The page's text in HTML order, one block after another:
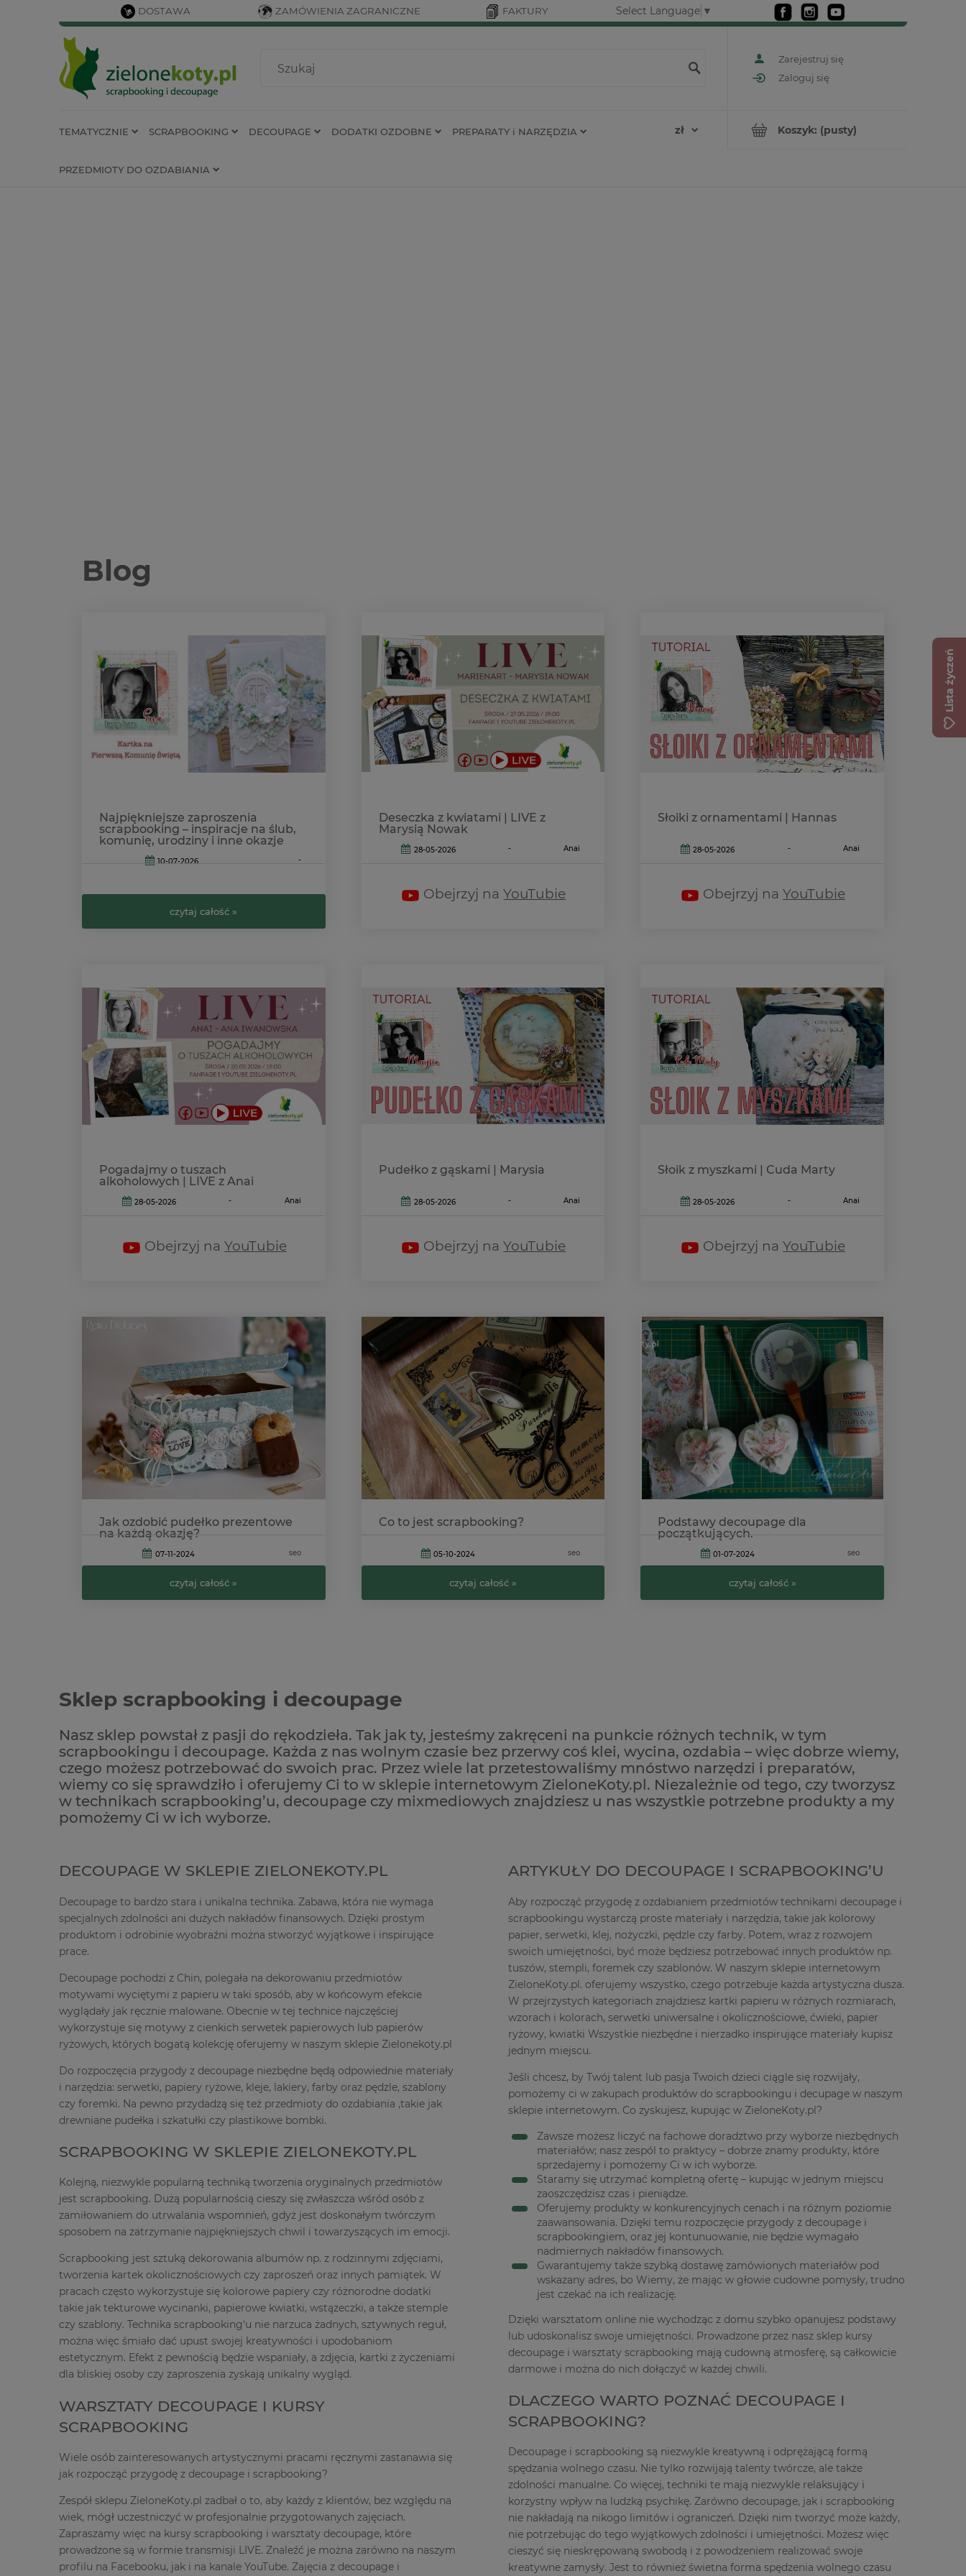
DOSTAWA ZAMÓWIENIA ZAGRANICZNE FAKTURY Select Language ▼
Zarejestruj się
Zaloguj się
Koszyk: (pusty)
TEMATYCZNIE SCRAPBOOKING DECOUPAGE DODATKI OZDOBNE PREPARATY i NARZĘDZIA
PRZEDMIOTY DO OZDABIANIA
Najpiękniejsze zaproszenia
scrapbooking – inspiracje na ślub,
komunię, urodziny i inne okazje
10-07-2026 -
czytaj całość »
Deseczka z kwiatami | LIVE z
Marysią Nowak
28-05-2026 - Anai
Obejrzyj naYouTubie
Słoiki z ornamentami | Hannas
28-05-2026 - Anai
Obejrzyj naYouTubie
Pogadajmy o tuszach
alkoholowych | LIVE z Anai
28-05-2026 - Anai
Obejrzyj na YouTubie
Pudełko z gąskami | Marysia
28-05-2026 - Anai
Obejrzyj naYouTubie
Słoik z myszkami | Cuda Marty
28-05-2026 - Anai
Obejrzyj naYouTubie
Jak ozdobić pudełko prezentowe
na każdą okazję?
07-11-2024 seo
czytaj całość »
Co to jest scrapbooking?
05-10-2024 seo
czytaj całość »
Podstawy decoupage dla
początkujących.
01-07-2024 seo
czytaj całość »
Sklep scrapbooking i decoupage
Nasz sklep powstał z pasji do rękodzieła. Tak jak ty, jesteśmy zakręceni na punkcie różnych technik, w tym
scrapbookingu i decoupage. Każda z nas wolnym czasie bez przerwy coś klei, wycina, ozdabia – więc dobrze wiemy,
czego możesz potrzebować do swoich prac. Przez wiele lat przetestowaliśmy mnóstwo narzędzi i preparatów,
wiemy co się sprawdziło i oferujemy Ci to w sklepie internetowym ZieloneKoty.pl. Niezależnie od tego, czy tworzysz
w technikach scrapbooking’u, decoupage czy mixmediowych znajdziesz u nas wszystkie potrzebne produkty a my
pomożemy Ci w ich wyborze.
DECOUPAGE W SKLEPIE ZIELONEKOTY.PL
Decoupage to bardzo stara i unikalna technika. Zabawa, która nie wymaga
specjalnych zdolności ani dużych nakładów finansowych. Dzięki prostym
produktom i odrobinie wyobraźni można stworzyć wyjątkowe i inspirujące
prace.
Decoupage pochodzi z Chin, polegała na dekorowaniu przedmiotów
motywami wyciętymi z papieru w taki sposób, aby w końcowym efekcie
wyglądały jak ręcznie malowane. Obecnie w tej technice najczęściej
wykorzystuje się motywy z cienkich serwetek papierowych lub papierów
ryżowych, których bogatą kolekcję oferujemy w naszym sklepie Zielonekoty.pl
Do rozpoczęcia przygody z decoupage niezbędne będą odpowiednie materiały
i narzędzia: serwetki, papiery ryżowe, kleje, lakiery, farby oraz pędzle, szablony
czy foremki. Na pewno przydadzą się też przedmioty do ozdabiania ,takie jak
drewniane pudełka i szkatułki czy plastikowe bombki.
SCRAPBOOKING W SKLEPIE ZIELONEKOTY.PL
Kolejną, niezwykle popularną techniką tworzenia oryginalnych przedmiotów
jest scrapbooking. Dużą popularnością cieszy się zwłaszcza wśród osób z
zamiłowaniem do utrwalania wspomnień, gdyż jest doskonałym twórczym
sposobem na zatrzymanie najpiękniejszych chwil i towarzyszących im emocji.
Scrapbooking jest sztuką dekorowania albumów np. z rodzinnymi zdjęciami,
tworzenia kartek okolicznościowych czy zaproszeń oraz innych pamiątek. W
pracach często wykorzystuje się kolorowe papiery czy różnorodne dodatki
takie jak tekturowe wycinanki, papierowe kwiatki, wstążeczki, a także stemple
czy szablony. Technika scrapbooking'u nie narzuca żadnych, sztywnych reguł,
można więc śmiało dać upust swojej kreatywności i upodobaniom
estetycznym. Efekt z pewnością będzie wspaniały, a zdjęcia, kartki z życzeniami
dla bliskiej osoby czy zaproszenia zyskają unikalny wygląd.
WARSZTATY DECOUPAGE I KURSY
SCRAPBOOKING
Wiele osób zainteresowanych artystycznymi pracami ręcznymi zastanawia się
jak rozpocząć przygodę z decoupage i scrapbooking?
Zespół sklepu ZieloneKoty.pl zadbał o to, aby każdy z klientów, bez względu na
wiek, mógł uczestniczyć w profesjonalnie przygotowanych zajęciach.
Zapraszamy więc na kursy scrapbooking i warsztaty decoupage, które
prowadzone są w formie transmisji LIVE. Znaleźć je można zarówno na naszym
profilu na Facebooku, jak i na kanale YouTube. Zajęcia z decoupage i
ARTYKUŁY DO DECOUPAGE I SCRAPBOOKING’U
Aby rozpocząć przygodę z ozdabianiem przedmiotów technikami decoupage i
scrapbookingu wystarczą proste materiały i narzędzia, takie jak kolorowy
papier, serwetki, klej, nożyczki, pędzle czy farby. Potem, wraz z rozwojem
swoich umiejętności, być może będziesz potrzebować innych produktów np.
tuszów, stempli, foremek czy szablonów. W naszym sklepie internetowym
ZieloneKoty.pl. oferujemy wszystko, czego potrzebuje każda artystyczna dusza.
W przejrzystych kategoriach znajdziesz kartki papieru w różnych rozmiarach,
wzorach i kolorach, serwetki uniwersalne i okolicznościowe, ćwieki, papier
ryżowy, kwiatki Wszystkie niezbędne i nierzadko inspirujące materiały kupisz
jednym miejscu.
Jeśli chcesz, by Twój talent lub pasja Twoich dzieci ciągle się rozwijały,
pomożemy ci w zakupach produktów do scrapbookingu i decupage w naszym
sklepie internetowym. Co zyskujesz, kupując w ZieloneKoty.pl?
Zawsze możesz liczyć na fachowe doradztwo przy wyborze niezbędnych
materiałów; nasz zespól to praktycy – dobrze znamy produkty, które
sprzedajemy i pomożemy Ci w ich wyborze.
Staramy się utrzymać kompletną ofertę – kupując w jednym miejscu
zaoszczędzisz czas i pieniądze.
Oferujemy produkty w konkurencyjnych cenach i na różnym poziomie
zaawansowania. Dzięki temu rozpoczęcie przygody z decoupage i
scrapbookingiem, oraz jej kontunuowanie, nie będzie wymagało
nadmiernych nakładów finansowych.
Gwarantujemy także szybką dostawę zamówionych materiałów pod
wskazany adres, bo Wiemy, że mając w głowie cudowne pomysły, trudno
jest czekać na ich realizację.
Dzięki warsztatom online nie wychodząc z domu szybko opanujesz podstawy
lub udoskonalisz swoje umiejętności. Prowadzone przez nasz sklep kursy
decoupage i warsztaty scrapbooking mają cudowną atmosferę, są całkowicie
darmowe i można do nich dołączyć w każdej chwili.
DLACZEGO WARTO POZNAĆ DECOUPAGE I
SCRAPBOOKING?
Decoupage i scrapbooking są niezwykle kreatywną i odprężającą formą
spędzania wolnego czasu. Nie tylko rozwijają talenty twórcze, ale także
zdolności manualne. Co więcej, techniki te mają niezwykle relaksujący i
korzystny wpływ na ludzką psychikę. Zarówno decoupage, jak i scrapbooking
nie nakładają na nikogo limitów i ograniczeń. Dzięki nim tworzyć może każdy,
nie potrzebując do tego wyjątkowych zdolności i umiejętności. Możesz więc
cieszyć się nieskrępowaną swobodą i z powodzeniem realizować swoje
kreatywne zamysły. Jest to również świetna forma spędzenia wolnego czasu
Lista życzeń